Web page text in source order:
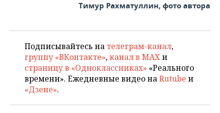
Тимур Рахматуллин, фото автора
Подписывайтесь на телеграм-канал,
группу «ВКонтакте»,канал в MAXи
страницу в «Одноклассниках» «Реального
времени». Ежедневные видео наRutube и
«Дзене».